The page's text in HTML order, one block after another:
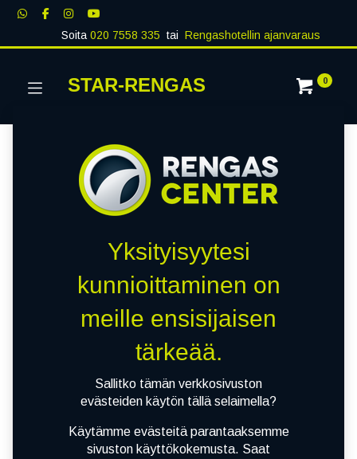
Soita020 7558 335 tai Rengashotellin ajanvaraus
STAR-RENGAS 0
Yksityisyytesi
kunnioittaminen on
meille ensisijaisen
tärkeää.
Sallitko tämän verkkosivuston
evästeiden käytön tällä selaimella?
Käytämme evästeitä parantaaksemme
sivuston käyttökokemusta. Saat